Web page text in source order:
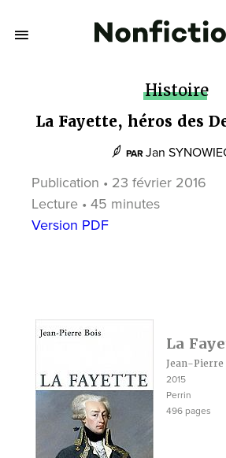
Histoire
La Fayette, héros des
PAR Jan
Publication • 23 février 2016
Lecture • 45 minutes
Version PDF
La
Jean-Pierre
2015
Perrin
496 pages